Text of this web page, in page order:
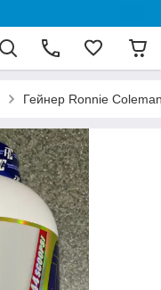
Гейнер Ronnie